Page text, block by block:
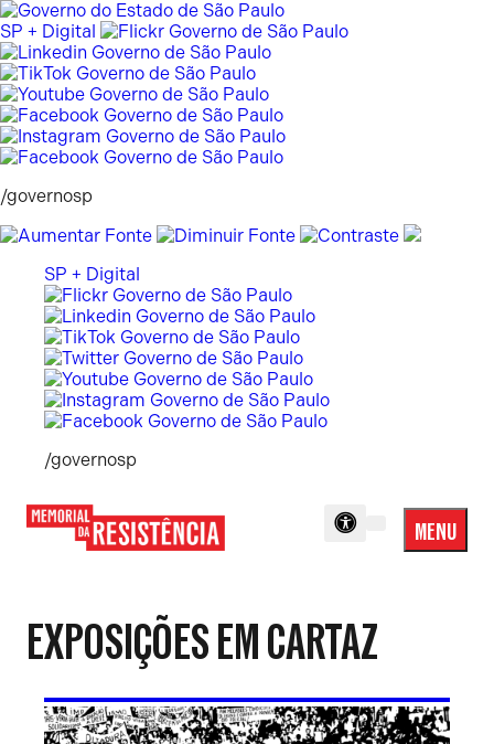
Pular
para
o
conteúdo
SP + Digital
/governosp
SP + Digital
/governosp
MENU
Menu
EXPOSIÇÕES EM CARTAZ